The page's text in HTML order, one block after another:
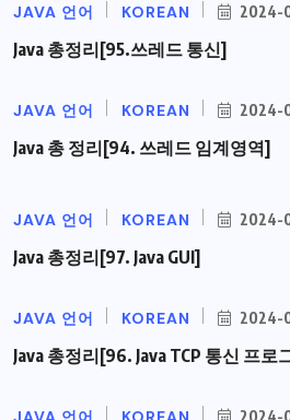
JAVA 언어 KOREAN 2024-
Java 총정리[95.쓰레드 통신]
JAVA 언어 KOREAN 2024-
Java 총 정리[94. 쓰레드 임계영역]
JAVA 언어 KOREAN 2024-
Java 총정리[97. Java GUI]
JAVA 언어 KOREAN 2024-
Java 총정리[96. Java TCP 통신 프로
2024-